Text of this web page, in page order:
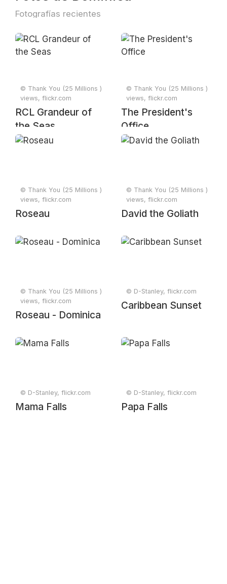
Fotografías recientes
© Thank You (25 Millions )
views, flickr.com
RCL Grandeur of
the Seas
© Thank You (25 Millions )
views, flickr.com
The President's
Office
© Thank You (25 Millions )
views, flickr.com
Roseau
© Thank You (25 Millions )
views, flickr.com
David the Goliath
© Thank You (25 Millions )
views, flickr.com
Roseau - Dominica
© D-Stanley, flickr.com
Caribbean Sunset
© D-Stanley, flickr.com
Mama Falls
© D-Stanley, flickr.com
Papa Falls